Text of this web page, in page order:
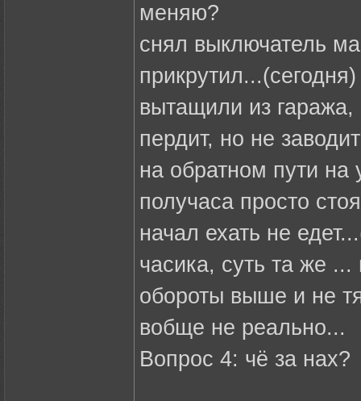
меняю?
снял выключатель
вытащили из гаража,
пердит, но не
на обратном пути на
получаса просто
начал ехать не
часика, суть та же
обороты выше и не
вобще не реально...
Вопрос 4: чё за нах?